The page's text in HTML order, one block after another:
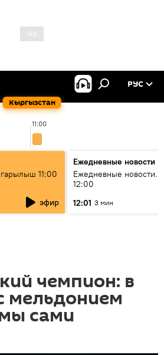
Кыргызстан
РУС
11:00
11:00
эфир
Ежедневные новости
Ежедневные новости.
12:00
12:01 3 мин
чемпион: в
мельдонием
сами